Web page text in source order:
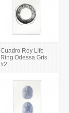
Cuadro Roy Life
Ring Odessa Gris
#2